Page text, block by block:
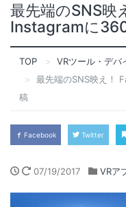
最先端のSNS映
Instagramに
TOP VRツール・デバ
最先端のSNS映え！
稿
Facebook Twitter
07/19/2017 VRア